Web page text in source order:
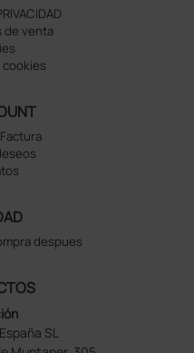
de venta
despues
SL